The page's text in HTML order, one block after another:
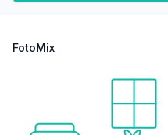
FotoMix